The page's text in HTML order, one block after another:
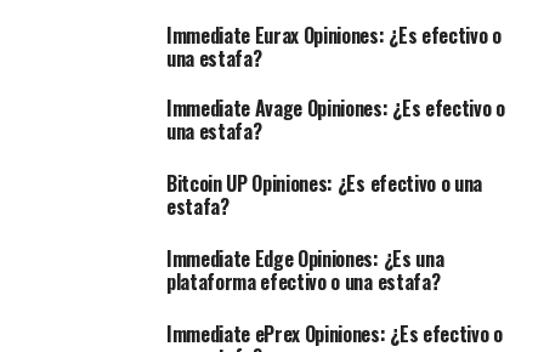
Immediate Eurax Opiniones: ¿Es efectivo o
una estafa?
Immediate Avage Opiniones: ¿Es efectivo o
una estafa?
Bitcoin UP Opiniones: ¿Es efectivo o una
estafa?
Immediate Edge Opiniones: ¿Es una
plataforma efectivo o una estafa?
Immediate ePrex Opiniones: ¿Es efectivo o